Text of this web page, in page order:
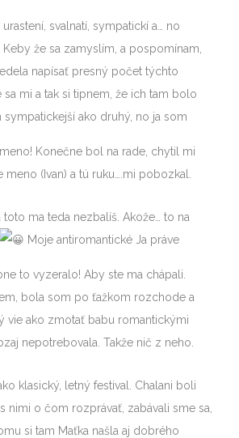
svalnatí, sympatickí a… no
že sa zamyslím, a pospomínam,
napísať presný počet týchto
sa mi a tak si tipnem, že ich tam bolo
sympatickejší ako druhý, no ja som
Konečne bol na rade, chytil mi
meno (Ivan) a tú ruku….mi pobozkal.
toto ma teda nezbalíš. Akože… to na
Moje antiromantické Ja práve
to vyzeralo! Aby ste ma chápali.
bola som po ťažkom rozchode a
vie ako zmotať babu romantickými
nepotrebovala. Takže nič z neho.
klasický, letný festival. Chalani boli
nimi o čom rozprávať, zabávali sme sa,
si tam Maťka našla aj dobrého